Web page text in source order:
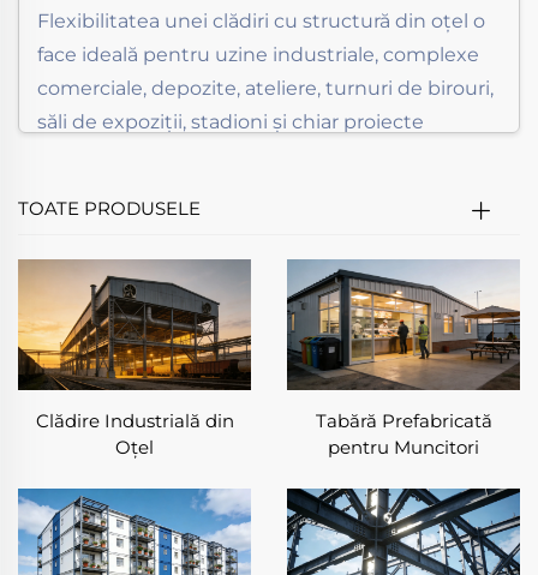
Flexibilitatea unei clădiri cu structură din oțel o
face ideală pentru uzine industriale, complexe
comerciale, depozite, ateliere, turnuri de birouri,
săli de expoziții, stadioni și chiar proiecte
punct de vedere al costurilor crește, clădirea cu
structură din oțel a devenit opțiunea preferată
pentru dezvoltatori și antreprenori din întreaga
lume.
✅ Avantajele unei clădiri cu structură din
oțel
✦ Rezistență și durabilitate
O clădire cu structură din oțel are o capacitate
excelentă de susținere a încărcăturilor, rezistând
echipamentelor grele, vântului și activității
TOATE PRODUSELE
Clădire Industrială din
Oțel
Tabără Prefabricată
pentru Muncitori